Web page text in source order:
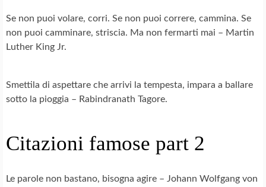
Se non puoi volare, corri. Se non puoi correre, cammina. Se
non puoi camminare, striscia. Ma non fermarti mai – Martin
Luther King Jr.
Smettila di aspettare che arrivi la tempesta, impara a ballare
sotto la pioggia – Rabindranath Tagore.
Citazioni famose part 2
Le parole non bastano, bisogna agire – Johann Wolfgang von